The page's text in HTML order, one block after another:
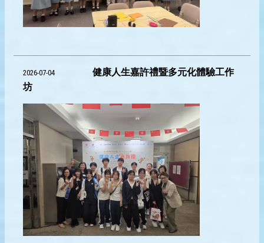
2026-07-04
健康人生嘉許禮暨多元化體驗工作
坊